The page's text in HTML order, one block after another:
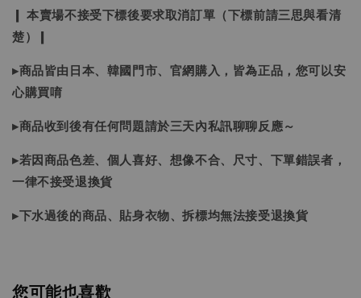
❙ 本賣場不接受下標後要求取消訂單（下標前請三思與看清
楚）❙
▸商品皆由日本、韓國門市、官網購入，皆為正品，您可以安
心購買唷
▸商品收到後有任何問題請於三天內私訊聊聊反應～
▸若因商品色差、個人喜好、想像不合、尺寸、下單錯誤者，
一律不接受退換貨
▸下水過後的商品、貼身衣物、拆標均無法接受退換貨
您可能也喜歡